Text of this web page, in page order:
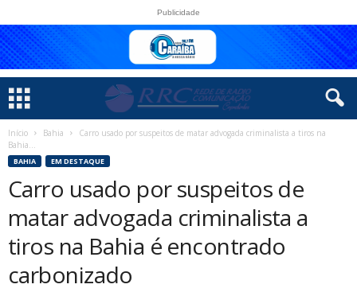
Publicidade
Início Bahia
Carro usado por suspeitos de matar advogada criminalista a tiros na
Bahia...
BAHIA EM DESTAQUE
Carro usado por suspeitos de
matar advogada criminalista a
tiros na Bahia é encontrado
carbonizado